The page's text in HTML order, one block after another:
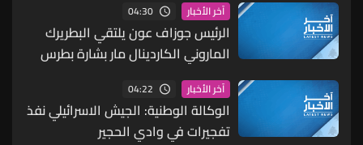
آخر الأخبار 04:30
الرئيس جوزاف عون يلتقي البطريرك
الماروني الكاردينال مار بشارة بطرس
الراعي
آخر الأخبار 04:22
الوكالة الوطنية: الجيش الاسرائيلي نفذ
تفجيرات في وادي الحجير